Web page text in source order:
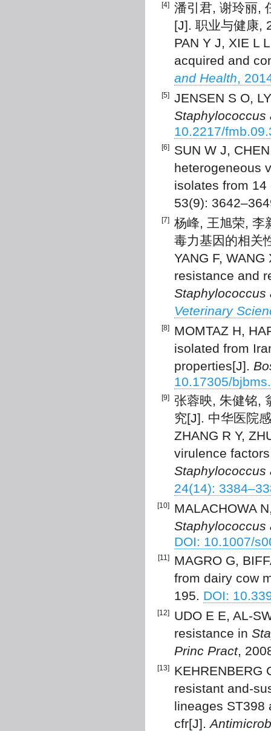
[4]
潘引君, 谢玲丽,
[J]. 职业与健康,
PAN Y J, XIE L
acquired and
and Health,
[5]
JENSEN S O,
Staphylococcus
10.2217/
[6]
SUN W J,
heterogeneous
isolates from
53(9):
[7]
杨峰, 王旭荣, 李
毒力基因的相关
YANG F,
resistance and
Staphylococcus
Veterinary
[8]
MOMTAZ H,
isolated from
properties[J].
10.17305/
[9]
张蓉映, 朱健铭,
究[J]. 中华医院
ZHANG R Y,
virulence
Staphylococcus
24(14):
[10]
MALACHOWA
Staphylococcus
DOI: 10.1007/
[11]
MAGRO G,
from dairy cow
195. DOI:
[12]
UDO E E, AL-
resistance in
Princ Pract,
[13]
KEHRENBERG
resistant and-
lineages ST398
cfr[J].